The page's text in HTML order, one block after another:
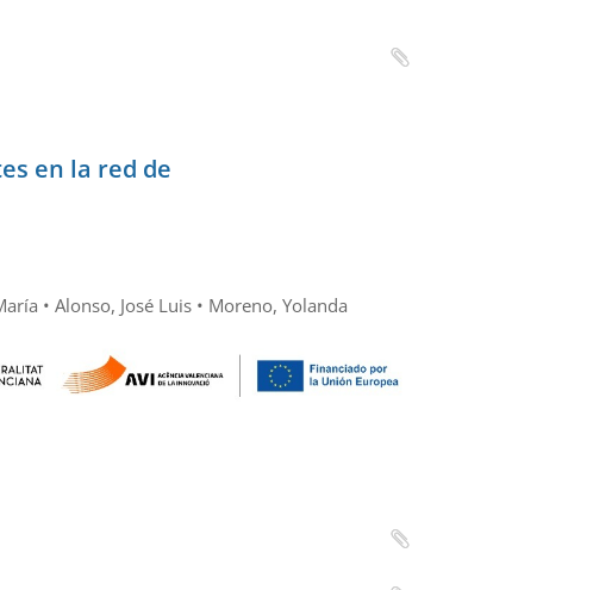
en la red de
• Alonso, José Luis • Moreno, Yolanda